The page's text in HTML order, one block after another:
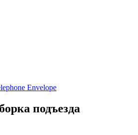
Envelope
подъезда